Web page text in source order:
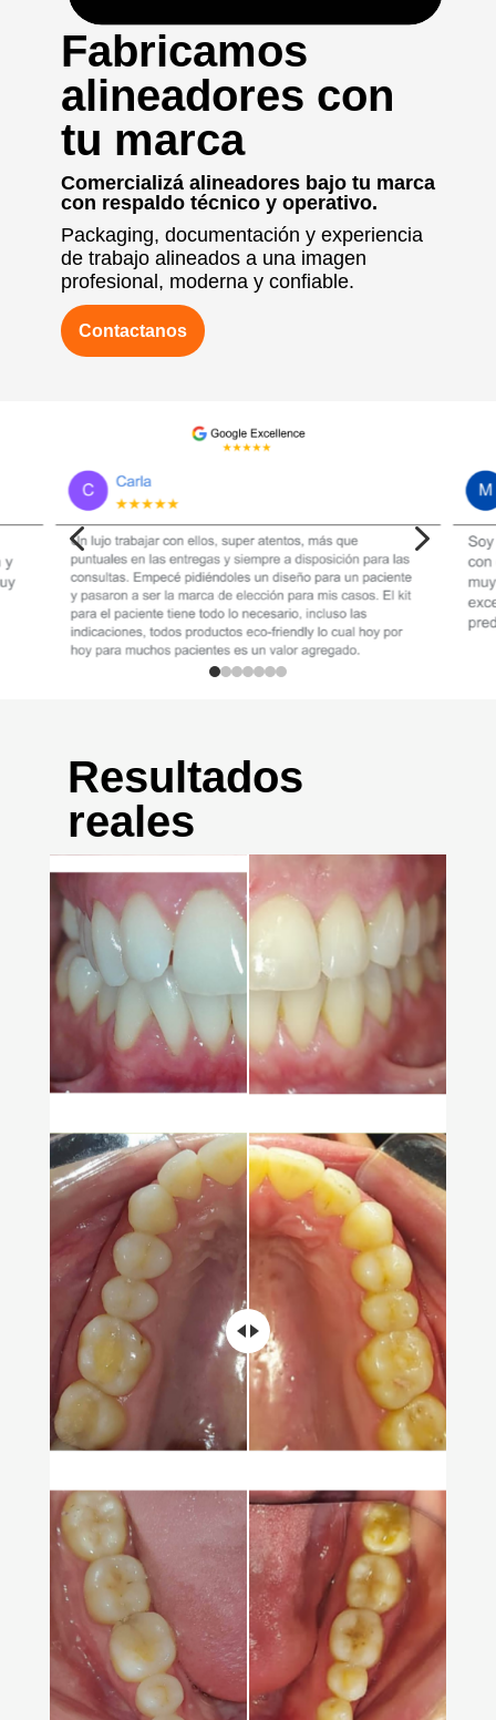
Fabricamos
alineadores con
tu marca
Comercializá alineadores bajo tu marca
con respaldo técnico y operativo.
Packaging, documentación y experiencia
de trabajo alineados a una imagen
profesional, moderna y confiable.
Contactanos
4 5
Resultados
reales